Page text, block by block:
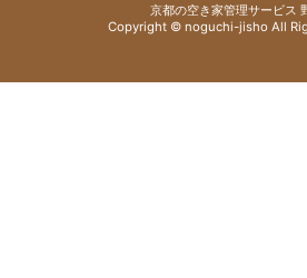
京都の空き家管理サービス
Copyright © noguchi-jisho All